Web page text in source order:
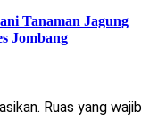
Tanaman Jagung
Jombang
Ruas yang wajib